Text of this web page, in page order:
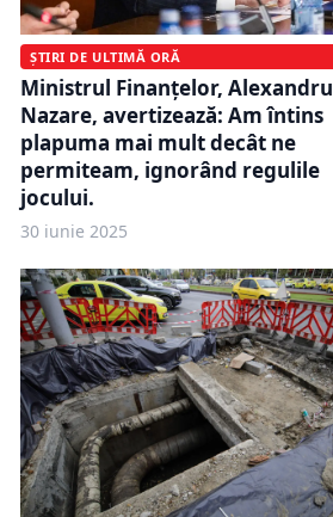
ȘTIRI DE ULTIMĂ ORĂ
Ministrul Finanțelor, Alexandru
Nazare, avertizează: Am întins
plapuma mai mult decât ne
permiteam, ignorând regulile
jocului.
30 iunie 2025